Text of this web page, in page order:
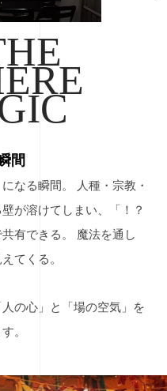
間
なる瞬間。
人種・宗教・
が溶けてしまい、
「！？
有できる。 魔法を通し
てくる。
の心」と「場の空気」を
。